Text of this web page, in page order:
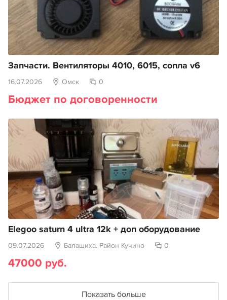
Запчасти. Вентиляторы 4010, 6015, сопла v6
16.07.2026 Омск 0
Бюджет по договоренности
Elegoo saturn 4 ultra 12k + доп оборудование
09.07.2026 Балашиха. Район Кучино 0
47000 руб.
Показать больше